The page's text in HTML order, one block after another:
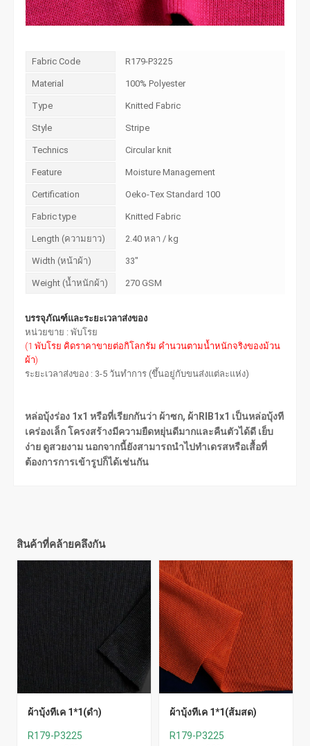
Fabric Code R179-P3225
Material 100% Polyester
Type Knitted Fabric
Style Stripe
Technics Circular knit
Feature Moisture Management
Certification Oeko-Tex Standard 100
Fabric type Knitted Fabric
Length (ความยาว) 2.40 หลา / kg
Width (หน้าผ้า) 33"
Weight (น้ำหนักผ้า) 270 GSM
บรรจุภัณฑ์และระยะเวลาส่งของ
หน่วยขาย : พับโรย
(1 พับโรย คิดราคาขายต่อกิโลกรัม คำนวนตามน้ำหนักจริงของม้วน
ผ้า)
ระยะเวลาส่งของ : 3-5 วันทำการ (ขึ้นอยู่กับขนส่งแต่ละแห่ง)
หล่อบุ้งร่อง 1x1 หรือที่เรียกกันว่า ผ้าซก, ผ้าRIB1x1 เป็นหล่อบุ้งที
เคร่องเล็ก โครงสร้างมีความยืดหยุ่นดีมากและคืนตัวได้ดี เย็บ
ง่าย ดูสวยงาม นอกจากนี้ยังสามารถนำไปทำเดรสหรือเสื้อที่
ต้องการการเข้ารูปก็ได้เช่นกัน
สินค้าที่คล้ายคลึงกัน
ผ้าบุ้งทีเค 1*1(ดำ)
R179-P3225
ผ้าบุ้งทีเค 1*1(ส้มสด)
R179-P3225